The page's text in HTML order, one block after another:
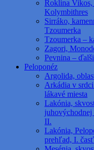
Roklina Vikos,
Kolymbithres
Sirráko,
Tzoumerka
Tzoumerka –
Zagori,
Pevnina –
Peloponéz
Argolida,
Arkádia v
lákavé miesta
Lakónia,
juhovýchodnej
II.
Lakónia,
prehľad, I. časť